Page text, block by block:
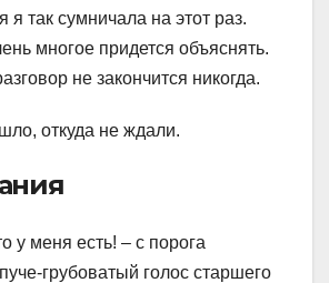
я так сумничала на этот раз.
многое придется объяснять.
не закончится никогда.
откуда не ждали.
у меня есть! – с порога
грубоватый голос старшего